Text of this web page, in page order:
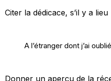
Citer la dédicace, s’il y a lieu
A l’étranger dont j’ai
Donner un aperçu de la